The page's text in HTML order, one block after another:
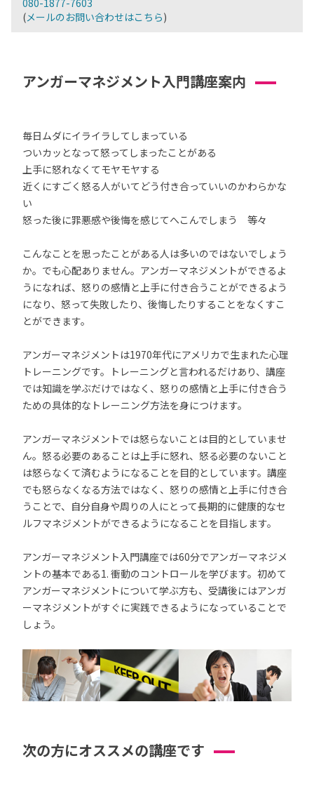
080-1877-7603
(メールのお問い合わせはこちら)
アンガーマネジメント入門講座案内
毎日ムダにイライラしてしまっている
ついカッとなって怒ってしまったことがある
上手に怒れなくてモヤモヤする
近くにすごく怒る人がいてどう付き合っていいのかわらかな
い
怒った後に罪悪感や後悔を感じてへこんでしまう 等々
こんなことを思ったことがある人は多いのではないでしょう
か。でも心配ありません。アンガーマネジメントができるよ
うになれば、怒りの感情と上手に付き合うことができるよう
になり、怒って失敗したり、後悔したりすることをなくすこ
とができます。
アンガーマネジメントは1970年代にアメリカで生まれた心理
トレーニングです。トレーニングと言われるだけあり、講座
では知識を学ぶだけではなく、怒りの感情と上手に付き合う
ための具体的なトレーニング方法を身につけます。
アンガーマネジメントでは怒らないことは目的としていませ
ん。怒る必要のあることは上手に怒れ、怒る必要のないこと
は怒らなくて済むようになることを目的としています。講座
でも怒らなくなる方法ではなく、怒りの感情と上手に付き合
うことで、自分自身や周りの人にとって長期的に健康的なセ
ルフマネジメントができるようになることを目指します。
アンガーマネジメント入門講座では60分でアンガーマネジメ
ントの基本である1. 衝動のコントロールを学びます。初めて
アンガーマネジメントについて学ぶ方も、受講後にはアンガ
ーマネジメントがすぐに実践できるようになっていることで
しょう。
次の方にオススメの講座です